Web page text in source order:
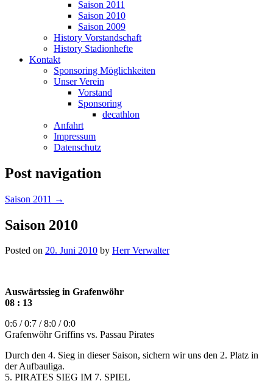
Saison 2011
Saison 2010
Saison 2009
History Vorstandschaft
History Stadionhefte
Kontakt
Sponsoring Möglichkeiten
Unser Verein
Vorstand
Sponsoring
decathlon
Anfahrt
Impressum
Datenschutz
Post navigation
Saison 2011 →
Saison 2010
Posted on 20. Juni 2010 by Herr Verwalter
Auswärtssieg in Grafenwöhr
08 : 13
0:6 / 0:7 / 8:0 / 0:0
Grafenwöhr Griffins vs. Passau Pirates
Durch den 4. Sieg in dieser Saison, sichern wir uns den 2. Platz in
der Aufbauliga.
5. PIRATES SIEG IM 7. SPIEL